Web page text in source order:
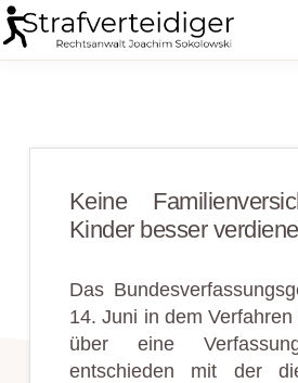
Zum
Inhalt
Zur
Seitenspalte
STRAFVERTEIDIGER
Sokolowski
Keine
Kinder besser
Das
14. Juni in dem
über eine
entschieden mit der